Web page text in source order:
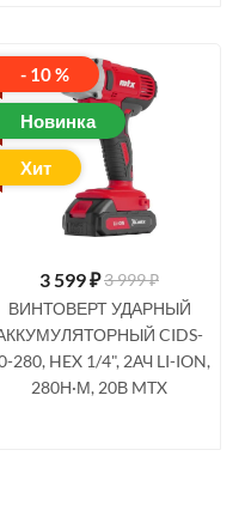
- 10 %
Новинка
Хит
3 599₽3 999 ₽
ВИНТОВЕРТ УДАРНЫЙ
CIDS-
280, HEX 1/4", 2АЧ LI-ION,
280Н·М, 20В MTX